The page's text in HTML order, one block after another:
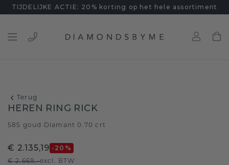
TIJDELIJKE ACTIE: 20% korting op het hele assortiment
Terug
HEREN RING RICK
585 goud Diamant 0.70 crt
€ 2.135,19 -20 %
€ 2.669,-excl. BTW